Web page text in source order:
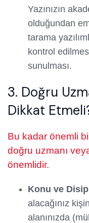
Yazınızın
olduğundan
tarama
kontrol
sunulması.
3. Doğru
Dikkat
Bu kadar önemli
doğru uzmanı
önemlidir.
Konu ve
alacağınız
alanınızda